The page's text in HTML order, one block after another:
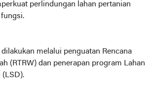
perlindungan lahan pertanian
melalui penguatan Rencana
(RTRW) dan penerapan program Lahan
(LSD).